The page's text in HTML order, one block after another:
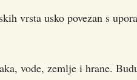
vrsta usko povezan s
vode, zemlje i hrane.